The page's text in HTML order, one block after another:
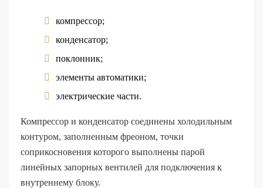
компрессор;
конденсатор;
поклонник;
элементы автоматики;
электрические части.
Компрессор и конденсатор соединены холодильным
контуром, заполненным фреоном, точки
соприкосновения которого выполнены парой
линейных запорных вентилей для подключения к
внутреннему блоку.